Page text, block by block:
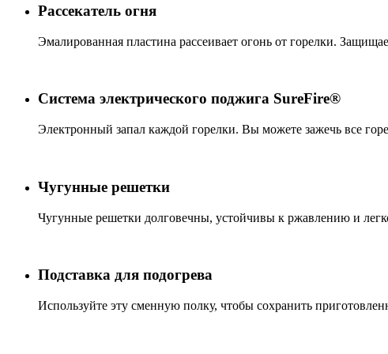
Рассекатель огня
Эмалированная пластина рассеивает огонь от горелки.
Система электрического поджига SureFire®
Электронный запал каждой горелки. Вы можете зажечь все
Чугунные решетки
Чугунные решетки долговечны, устойчивы к ржавлению и
Подставка для подогрева
Используйте эту сменную полку, чтобы сохранить